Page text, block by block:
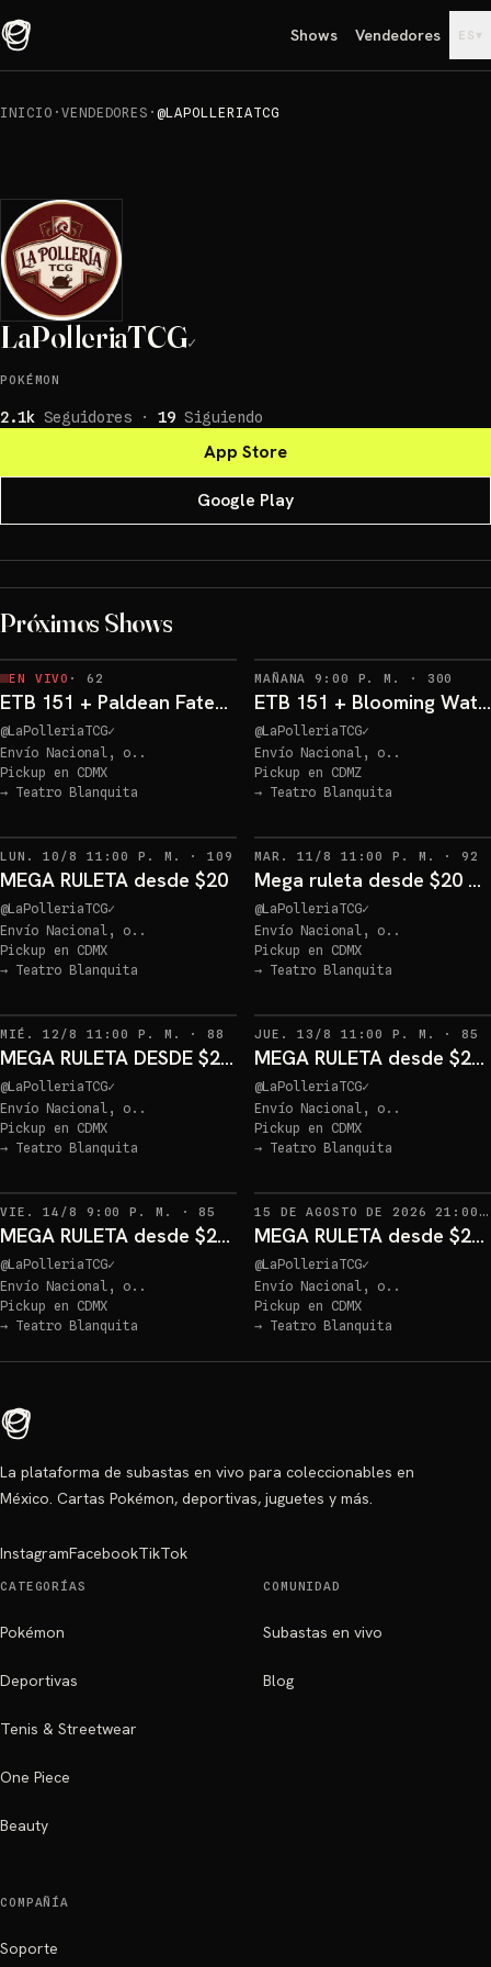
Shows Vendedores ES ▾
INICIO · VENDEDORES ·@LAPOLLERIATCG
LaPolleriaTCG✓
POKÉMON
2.1k Seguidores · 19 Siguiendo
App Store
Google Play
Próximos Shows
EN VIVO · 62
ETB 151 + Paldean Fates Gratis! ENTRA YA
@LaPolleriaTCG✓
Envío Nacional, o..
Pickup en CDMX
→ Teatro Blanquita
MAÑANA 9:00 P. M. · 300
ETB 151 + Blooming Waters GRATIS ENTRA YA!
@LaPolleriaTCG✓
Envío Nacional, o..
Pickup en CDMZ
→ Teatro Blanquita
LUN. 10/8 11:00 P. M. ·109 RECORDATORIOS
MEGA RULETA desde $20
@LaPolleriaTCG✓
Envío Nacional, o..
Pickup en CDMX
→ Teatro Blanquita
MAR. 11/8 11:00 P. M. ·92
Mega ruleta desde $20 ENTRA YA
@LaPolleriaTCG✓
Envío Nacional, o..
Pickup en CDMX
→ Teatro Blanquita
MIÉ. 12/8 11:00 P. M. ·88 RECORDATORIOS
MEGA RULETA DESDE $20 ENTRA T
@LaPolleriaTCG✓
Envío Nacional, o..
Pickup en CDMX
→ Teatro Blanquita
JUE. 13/8 11:00 P. M. ·85
MEGA RULETA desde $20 ENTRA YA!
@LaPolleriaTCG✓
Envío Nacional, o..
Pickup en CDMX
→ Teatro Blanquita
VIE. 14/8 9:00 P. M. ·85 RECORDATORIOS
MEGA RULETA desde $20 ENTRA YA!
@LaPolleriaTCG✓
Envío Nacional, o..
Pickup en CDMX
→ Teatro Blanquita
15 DE AGOSTO DE 2026 21:00
MEGA RULETA desde $20 ENTRA YA!
@LaPolleriaTCG✓
Envío Nacional, o..
Pickup en CDMX
→ Teatro Blanquita
La plataforma de subastas en vivo para coleccionables en
México. Cartas Pokémon, deportivas, juguetes y más.
InstagramFacebookTikTok
CATEGORÍAS
Pokémon
Deportivas
Tenis & Streetwear
One Piece
Beauty
COMUNIDAD
Subastas en vivo
Blog
COMPAÑÍA
Soporte